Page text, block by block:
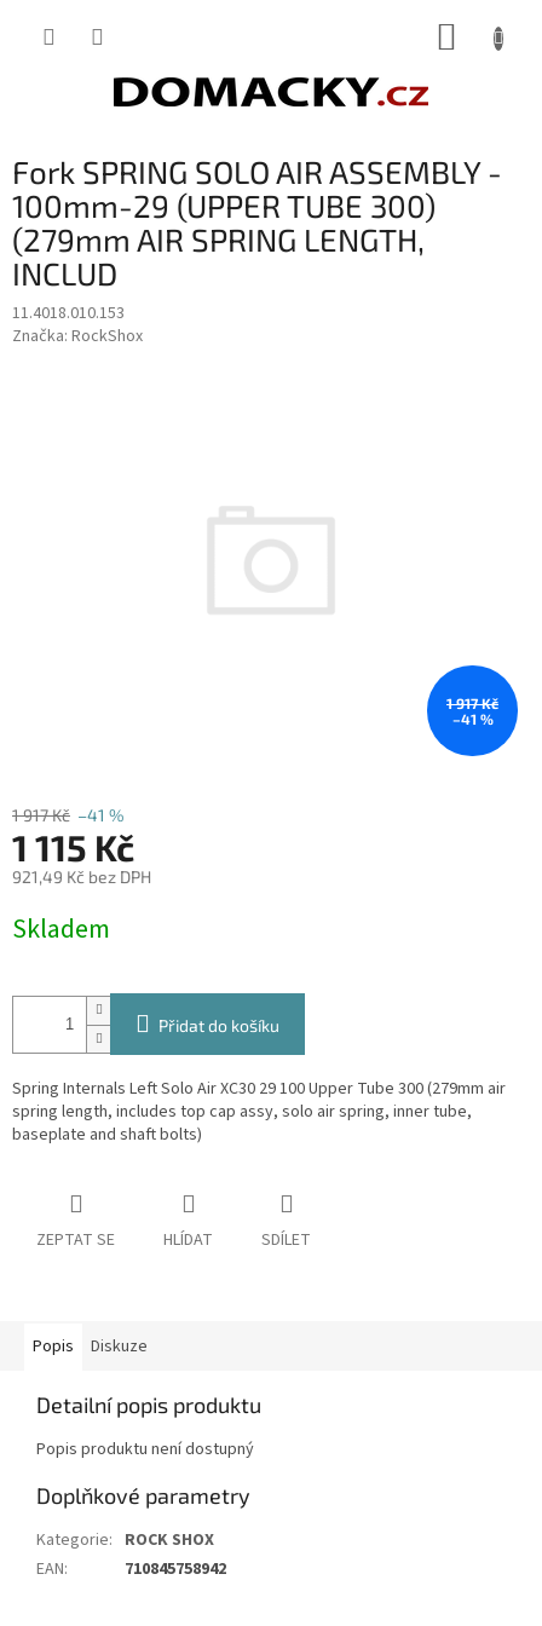
Fork SPRING SOLO AIR ASSEMBLY -
100mm-29 (UPPER TUBE 300)
(279mm AIR SPRING LENGTH,
INCLUD
11.4018.010.153
Značka: RockShox
1 917 Kč
–41 %
1 917 Kč –41 %
1 115 Kč
921,49 Kč bez DPH
cena:
Skladem
Přidat do košíku
Spring Internals Left Solo Air XC30 29 100 Upper Tube 300 (279mm air
spring length, includes top cap assy, solo air spring, inner tube,
baseplate and shaft bolts)
ZEPTAT SE HLÍDAT SDÍLET
Popis Diskuze
Detailní popis produktu
Popis produktu není dostupný
Doplňkové parametry
Kategorie: ROCK SHOX
EAN: 710845758942